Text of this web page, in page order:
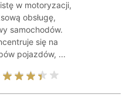
w motoryzacji,
obsługę,
samochodów.
się na
pojazdów, ...